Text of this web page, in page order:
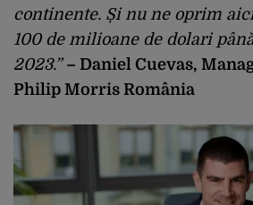
continente. Și nu ne oprim
100 de milioane de dolari
2023.” – Daniel Cuevas,
Philip Morris România